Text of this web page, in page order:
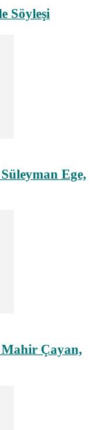
Söyleşi
Ege,
Çayan,